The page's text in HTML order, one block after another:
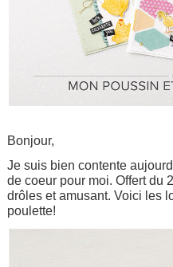
Bonjour,
Je suis bien contente
de coeur pour moi. Offert du
drôles et amusant. Voici les
poulette!